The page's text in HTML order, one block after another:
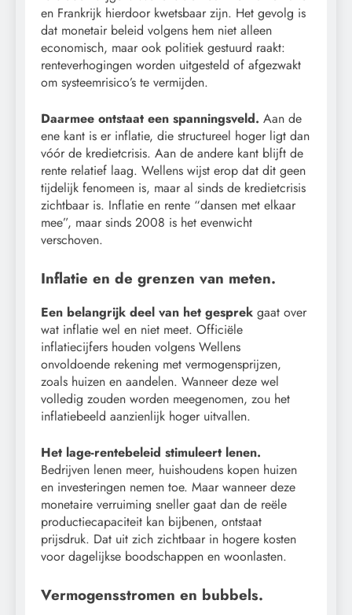
en Frankrijk hierdoor kwetsbaar zijn. Het gevolg is
dat monetair beleid volgens hem niet alleen
economisch, maar ook politiek gestuurd raakt:
renteverhogingen worden uitgesteld of afgezwakt
om systeemrisico’s te vermijden.
Daarmee ontstaat een spanningsveld. Aan de
ene kant is er inflatie, die structureel hoger ligt dan
vóór de kredietcrisis. Aan de andere kant blijft de
rente relatief laag. Wellens wijst erop dat dit geen
tijdelijk fenomeen is, maar al sinds de kredietcrisis
zichtbaar is. Inflatie en rente “dansen met elkaar
mee”, maar sinds 2008 is het evenwicht
verschoven.
Inflatie en de grenzen van meten.
Een belangrijk deel van het gesprek gaat over
wat inflatie wel en niet meet. Officiële
inflatiecijfers houden volgens Wellens
onvoldoende rekening met vermogensprijzen,
zoals huizen en aandelen. Wanneer deze wel
volledig zouden worden meegenomen, zou het
inflatiebeeld aanzienlijk hoger uitvallen.
Het lage-rentebeleid stimuleert lenen.
Bedrijven lenen meer, huishoudens kopen huizen
en investeringen nemen toe. Maar wanneer deze
monetaire verruiming sneller gaat dan de reële
productiecapaciteit kan bijbenen, ontstaat
prijsdruk. Dat uit zich zichtbaar in hogere kosten
voor dagelijkse boodschappen en woonlasten.
Vermogensstromen en bubbels.